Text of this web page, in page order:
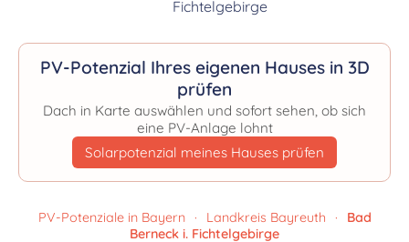
PV-Potenzial Ihres eigenen Hauses in 3D
prüfen
Dach in Karte auswählen und sofort sehen, ob sich
eine PV-Anlage lohnt
Solarpotenzial meines Hauses prüfen
PV-Potenziale in Bayern · Landkreis Bayreuth ·
Bad
Berneck i. Fichtelgebirge